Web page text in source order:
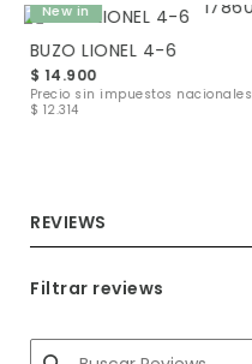
New in
BUZO LIONEL 4-6
$ 14.900
Precio sin impuestos nacionales
$ 12.314
REVIEWS
Filtrar reviews